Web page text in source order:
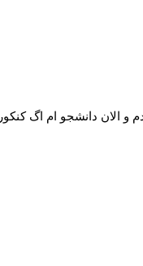
دانشجو ام اگ کنکور